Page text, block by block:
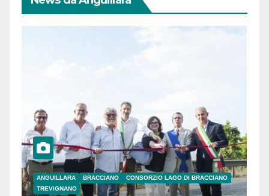
ANGUILLARA BRACCIANO
CONSORZIO LAGO DI BRACCIANO
TREVIGNANO